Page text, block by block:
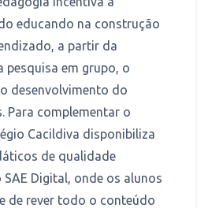
educando na construção
a partir da
pesquisa em grupo, o
desenvolvimento do
Para complementar o
Cacildiva disponibiliza
de qualidade
Digital, onde os alunos
de rever todo o conteúdo